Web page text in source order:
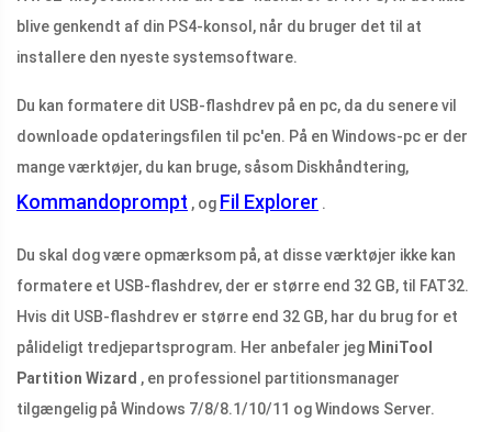
blive genkendt af din PS4-konsol, når du bruger det til at
installere den nyeste systemsoftware.
Du kan formatere dit USB-flashdrev på en pc, da du senere vil
downloade opdateringsfilen til pc'en. På en Windows-pc er der
mange værktøjer, du kan bruge, såsom Diskhåndtering,
Kommandoprompt , og Fil Explorer .
Du skal dog være opmærksom på, at disse værktøjer ikke kan
formatere et USB-flashdrev, der er større end 32 GB, til FAT32.
Hvis dit USB-flashdrev er større end 32 GB, har du brug for et
pålideligt tredjepartsprogram. Her anbefaler jeg MiniTool
Partition Wizard , en professionel partitionsmanager
tilgængelig på Windows 7/8/8.1/10/11 og Windows Server.